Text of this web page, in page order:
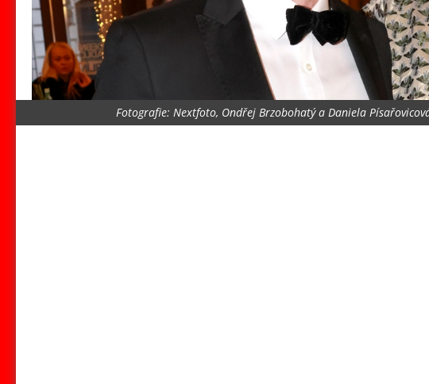
Fotografie: Nextfoto, Ondřej Brzobohatý a Daniela